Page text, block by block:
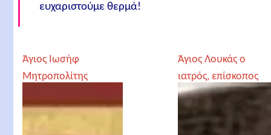
ευχαριστούμε θερμά!
Άγιος Ιωσήφ
Μητροπολίτης
Θεσσαλονίκης
Άγιος Λουκάς ο
ιατρός, επίσκοπος
Κριμαίας